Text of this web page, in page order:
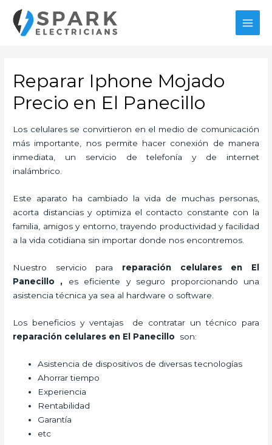
contenido
Reparar Iphone Mojado
Precio en El Panecillo
Los celulares se convirtieron en el medio de comunicación
más importante, nos permite hacer conexión de manera
inmediata, un servicio de telefonía y de internet
inalámbrico.
Este aparato ha cambiado la vida de muchas personas,
acorta distancias y optimiza el contacto constante con la
familia, amigos y entorno, trayendo productividad y facilidad
a la vida cotidiana sin importar donde nos encontremos.
Nuestro servicio para reparación celulares
en El
Panecillo
, es eficiente y seguro proporcionando una
asistencia técnica ya sea al hardware o software.
Los beneficios y ventajas de contratar un técnico para
reparación celulares en El Panecillo son:
Asistencia de dispositivos de diversas tecnologías
Ahorrar tiempo
Experiencia
Rentabilidad
Garantía
etc